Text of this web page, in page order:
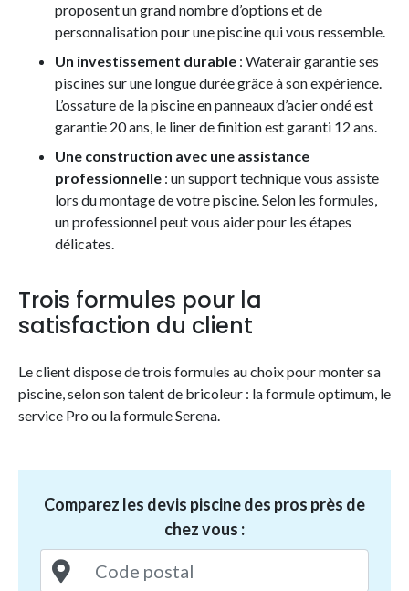
proposent un grand nombre d’options et de
personnalisation pour une piscine qui vous ressemble.
Un investissement durable : Waterair garantie ses
piscines sur une longue durée grâce à son expérience.
L’ossature de la piscine en panneaux d’acier ondé est
garantie 20 ans, le liner de finition est garanti 12 ans.
Une construction avec une assistance
professionnelle : un support technique vous assiste
lors du montage de votre piscine. Selon les formules,
un professionnel peut vous aider pour les étapes
délicates.
Trois formules pour la
satisfaction du client
Le client dispose de trois formules au choix pour monter sa
piscine, selon son talent de bricoleur : la formule optimum, le
service Pro ou la formule Serena.
Comparez les devis piscine des pros près de
chez vous :